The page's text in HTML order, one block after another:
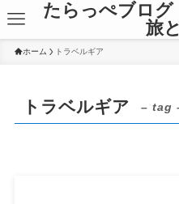
たらっぺブロ
旅
ホーム トラベルギア
トラベルギア – tag